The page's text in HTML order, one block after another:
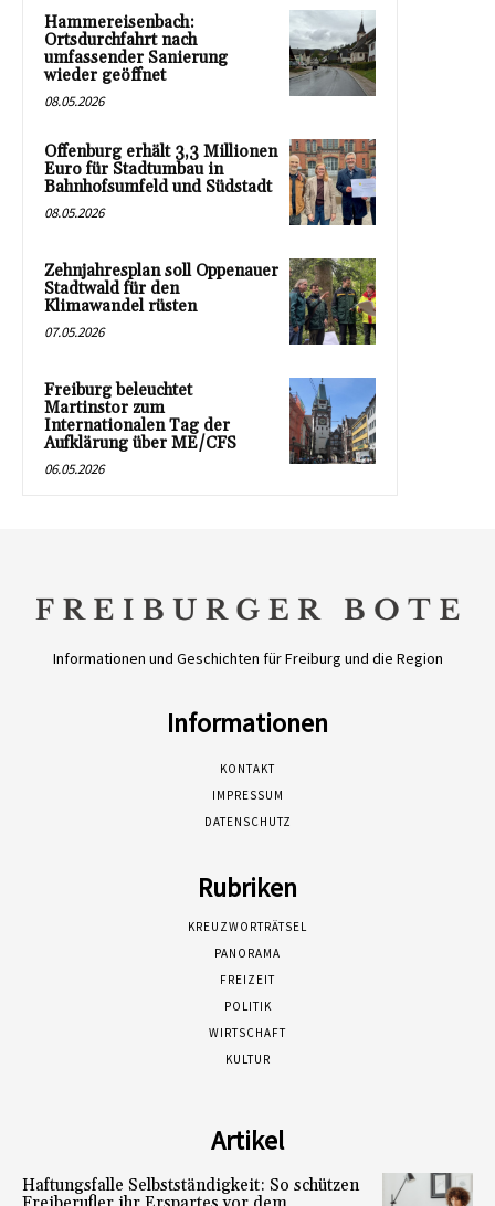
Hammereisenbach:
Ortsdurchfahrt nach
umfassender Sanierung
wieder geöffnet
08.05.2026
Offenburg erhält 3,3 Millionen
Euro für Stadtumbau in
Bahnhofsumfeld und Südstadt
08.05.2026
Zehnjahresplan soll Oppenauer
Stadtwald für den
Klimawandel rüsten
07.05.2026
Freiburg beleuchtet
Martinstor zum
Internationalen Tag der
Aufklärung über ME/CFS
06.05.2026
Informationen und Geschichten für Freiburg und die Region
Informationen
KONTAKT
IMPRESSUM
DATENSCHUTZ
Rubriken
KREUZWORTRÄTSEL
PANORAMA
FREIZEIT
POLITIK
WIRTSCHAFT
KULTUR
Artikel
Haftungsfalle Selbstständigkeit: So schützen